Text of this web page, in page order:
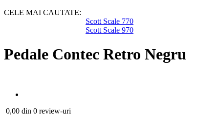
CELE MAI CAUTATE:
Scott Scale 770
Scott Scale 970
Pedale Contec Retro Negru
0,00 din 0 review-uri